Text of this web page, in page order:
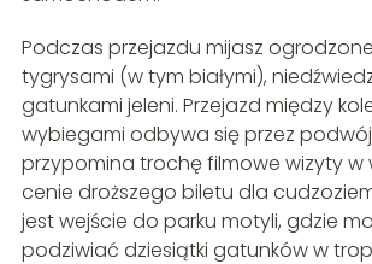
Podczas przejazdu mijasz
tygrysami (w tym białymi),
gatunkami jeleni. Przejazd między
wybiegami odbywa się przez
przypomina trochę filmowe wizyty w
cenie droższego biletu dla
jest wejście do parku motyli, gdzie
podziwiać dziesiątki gatunków w